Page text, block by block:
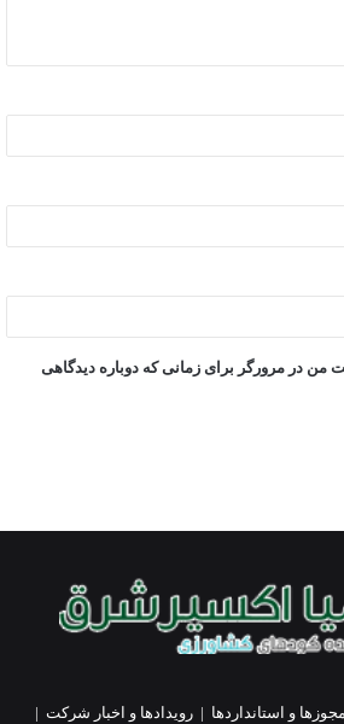
من در مرورگر برای زمانی که دوباره دیدگاهی
مجوزها و استانداردها |رویدادها و اخبار شرکت |